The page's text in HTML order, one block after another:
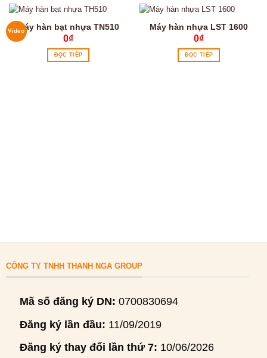
VideoMáy hàn bạt nhựa TN510
0₫
ĐỌC TIẾP
Máy hàn nhựa LST 1600
0₫
ĐỌC TIẾP
CÔNG TY TNHH THANH NGA GROUP
Mã số đăng ký DN: 0700830694
Đăng ký lần đầu: 11/09/2019
Đăng ký thay đổi lần thứ 7: 10/06/2026